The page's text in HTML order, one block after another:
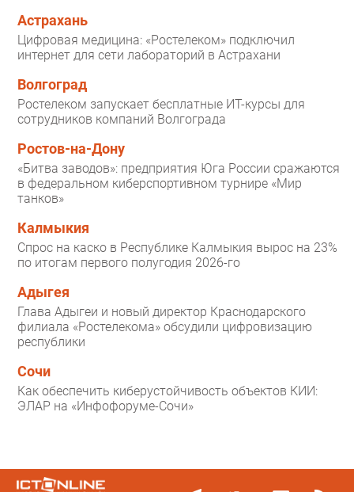
Астрахань
Цифровая медицина: «Ростелеком» подключил
интернет для сети лабораторий в Астрахани
Волгоград
Ростелеком запускает бесплатные ИТ-курсы для
сотрудников компаний Волгограда
Ростов-на-Дону
«Битва заводов»: предприятия Юга России сражаются
в федеральном киберспортивном турнире «Мир
танков»
Калмыкия
Спрос на каско в Республике Калмыкия вырос на 23%
по итогам первого полугодия 2026-го
Адыгея
Глава Адыгеи и новый директор Краснодарского
филиала «Ростелекома» обсудили цифровизацию
республики
Сочи
Как обеспечить киберустойчивость объектов КИИ:
ЭЛАР на «Инфофоруме-Сочи»